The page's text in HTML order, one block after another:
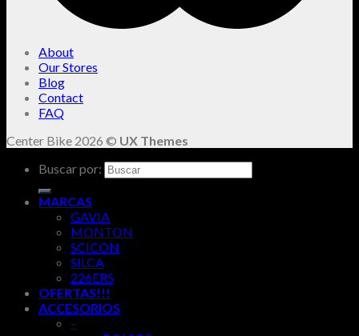
About
Our Stores
Blog
Contact
FAQ
Center Bike 2026 © UX Themes
Buscar por:
MARCAS
GAVIA
MONTON
SCICON
SILCA
226ERS
OFERTAS!!!
ACCESORIOS
–